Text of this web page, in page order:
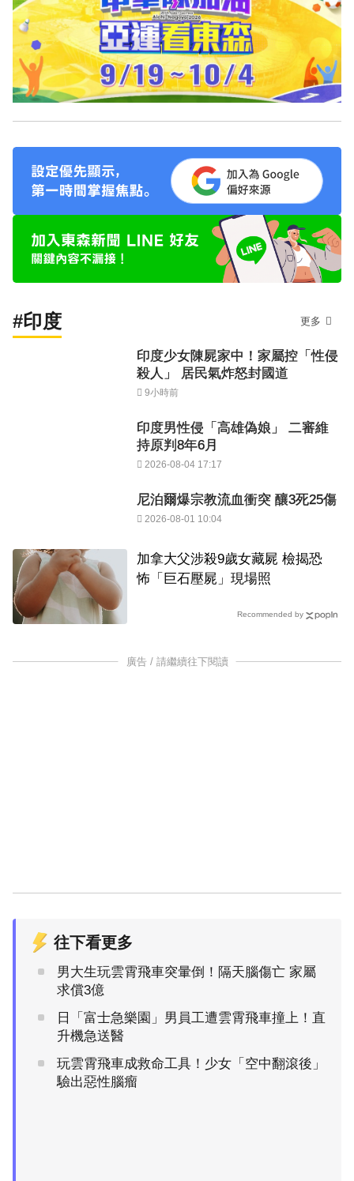
#印度 更多
印度少女陳屍家中！家屬控「性侵
殺人」 居民氣炸怒封國道
9小時前
印度男性侵「高雄偽娘」 二審維
持原判8年6月
2026-08-04 17:17
尼泊爾爆宗教流血衝突 釀3死25傷
2026-08-01 10:04
加拿大父涉殺9歲女藏屍 檢揭恐
怖「巨石壓屍」現場照
Recommended by
廣告 / 請繼續往下閱讀
往下看更多
男大生玩雲霄飛車突暈倒！隔天腦傷亡 家屬
求償3億
日「富士急樂園」男員工遭雲霄飛車撞上！直
升機急送醫
玩雲霄飛車成救命工具！少女「空中翻滾後」
驗出惡性腦瘤